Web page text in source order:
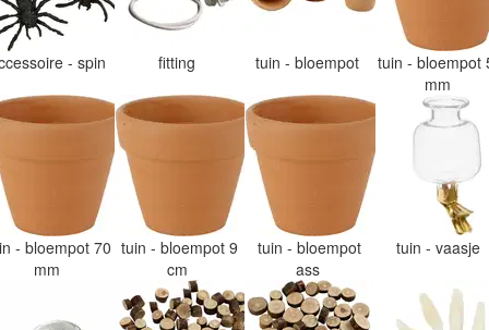
- spin fitting tuin - bloempot
tuin - bloempot
mm
- bloempot 70
mm
tuin - bloempot 9
cm
tuin - bloempot
ass
tuin - vaasje